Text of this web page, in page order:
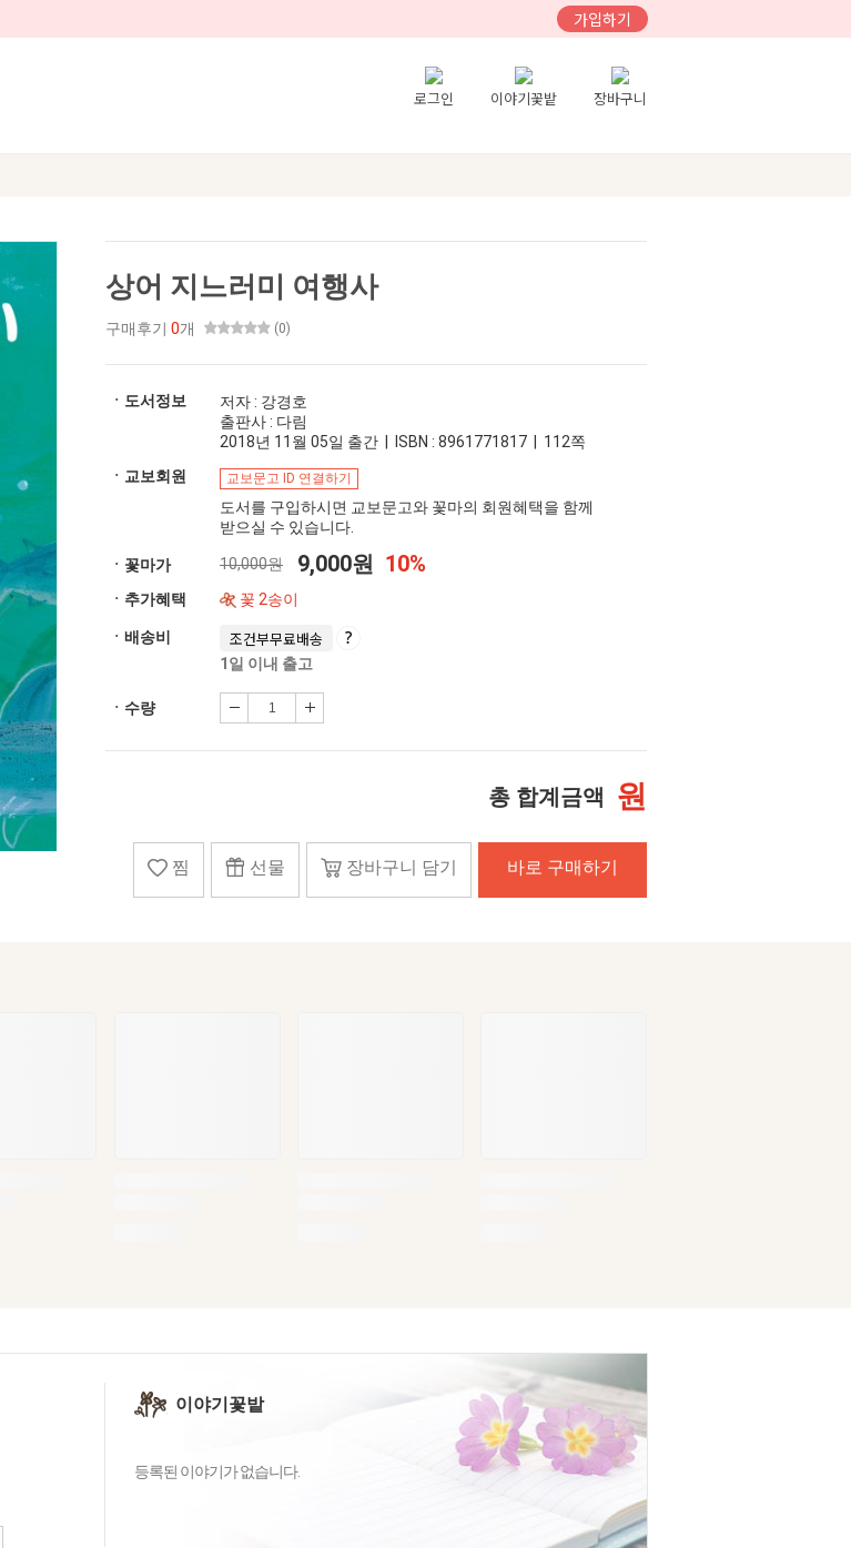
가입하기
로그인 이야기꽃밭 장바구니
상어 지느러미 여행사
구매후기 0개 (0)
ㆍ도서정보
저자 : 강경호
출판사 : 다림
2018년 11월 05일 출간 | ISBN : 8961771817 | 112쪽
ㆍ교보회원
교보문고 ID 연결하기
도서를 구입하시면 교보문고와 꽃마의 회원혜택을 함께
받으실 수 있습니다.
ㆍ꽃마가 10,000원 9,000원 10%
ㆍ추가혜택 꽃 2송이
ㆍ배송비 조건부무료배송
1일 이내 출고
ㆍ수량
총 합계금액 원
찜 선물 장바구니 담기 바로 구매하기
이야기꽃밭
등록된 이야기가 없습니다.